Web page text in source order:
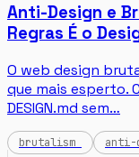
Anti-Design e
Regras É o
O web design
que mais esperto.
DESIGN.md sem…
brutalism anti-